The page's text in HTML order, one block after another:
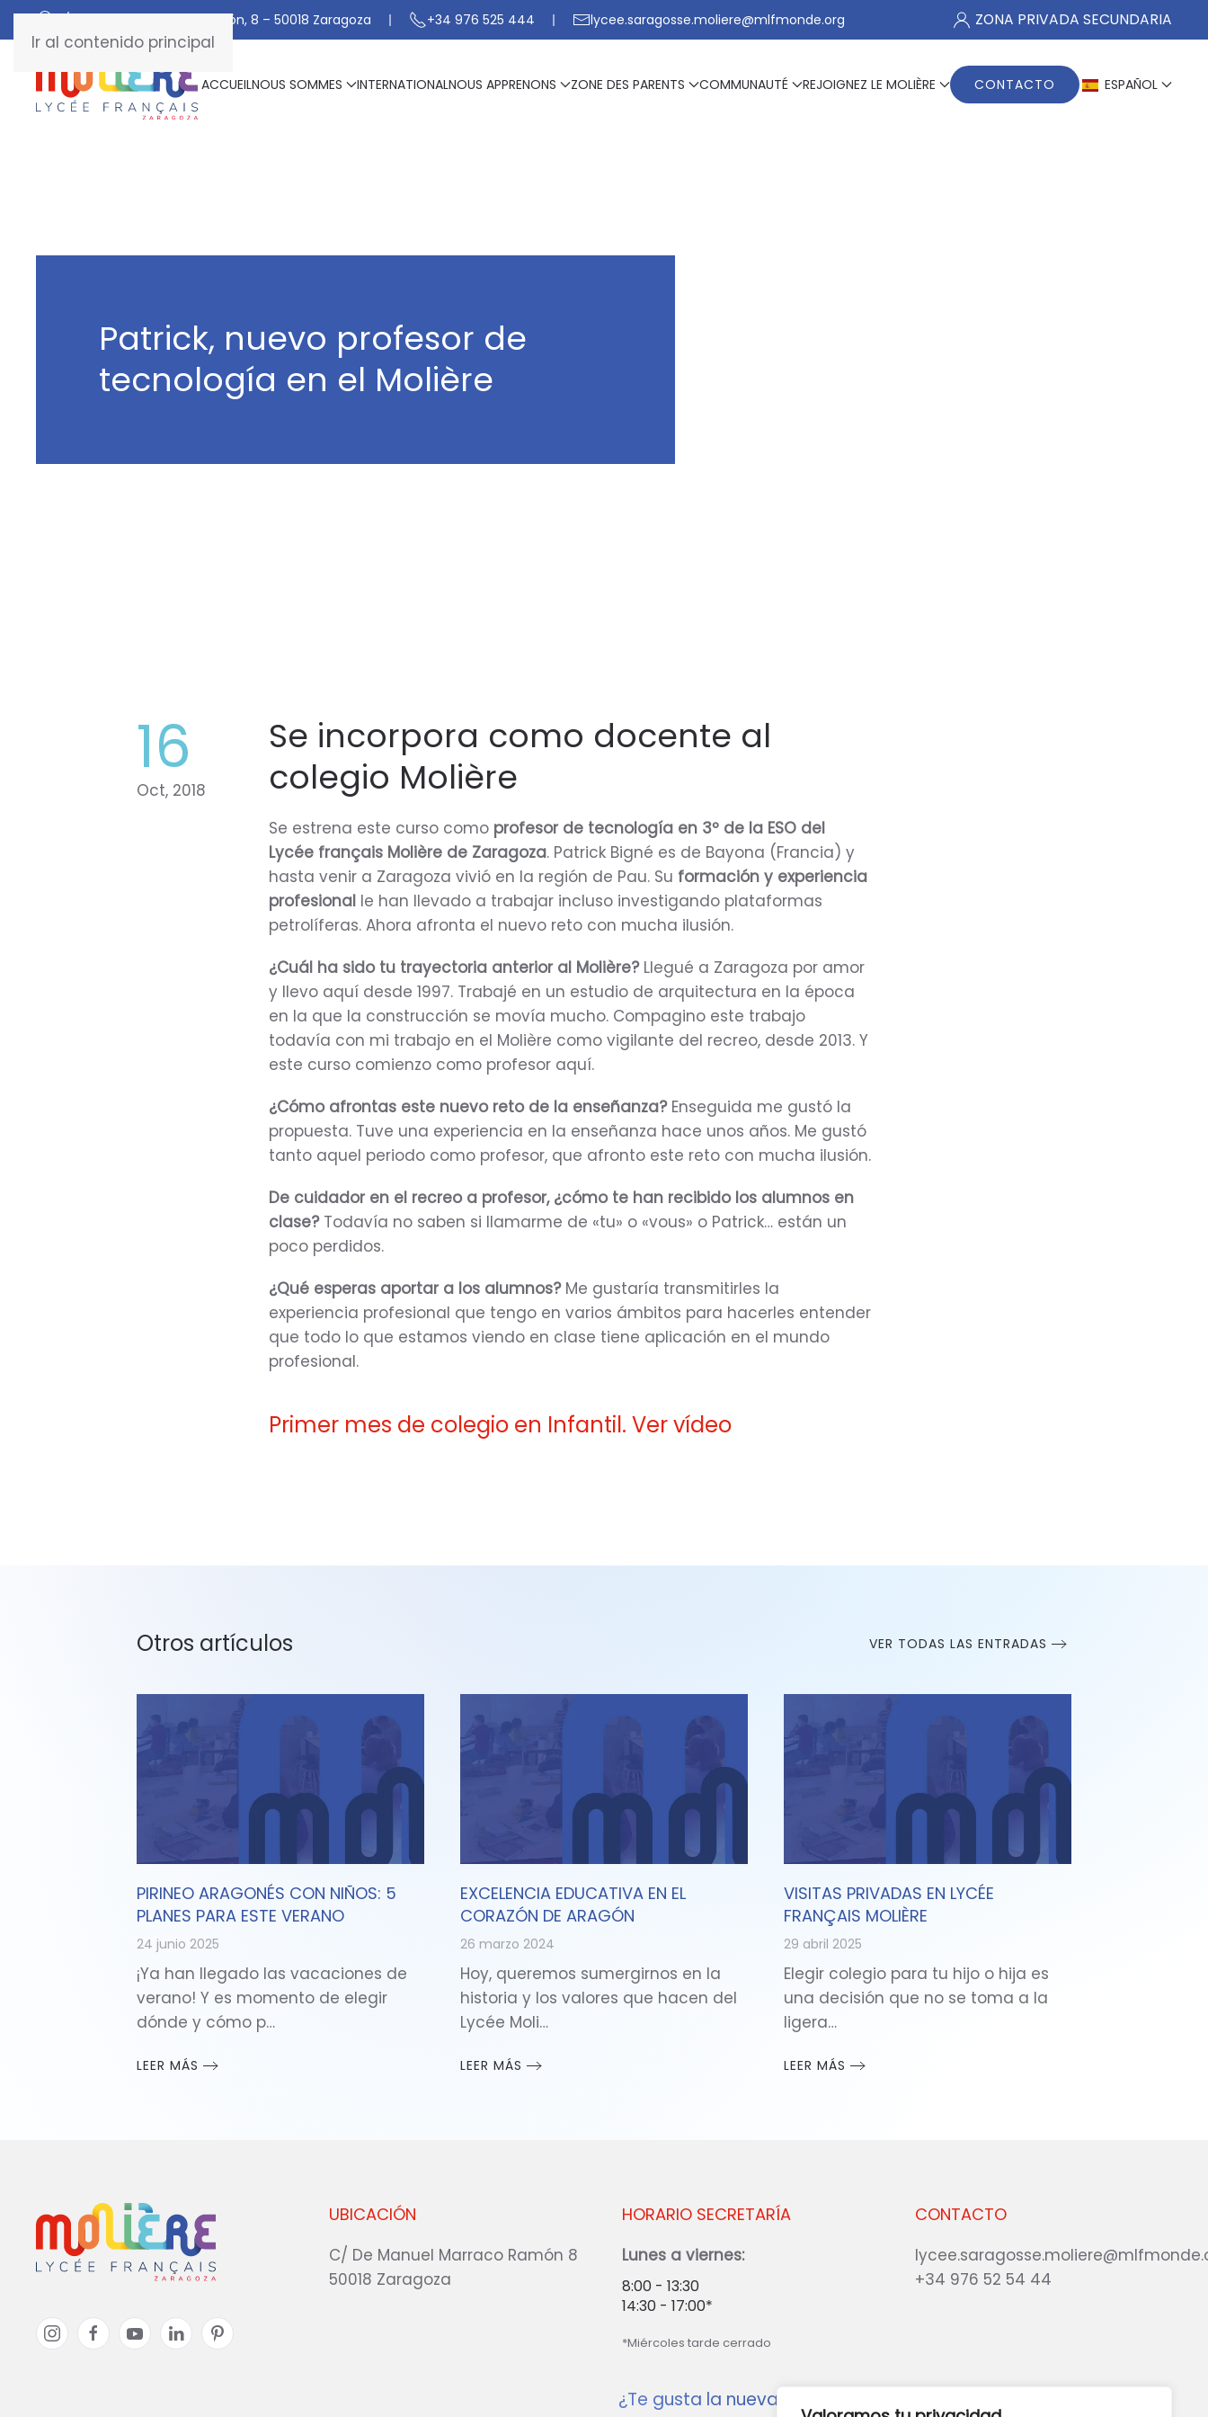
Ir al contenido principal
C/ De Manuel Marraco Ramón, 8 – 50018 Zaragoza +34 976 525 444 lycee.saragosse.moliere@mlfmonde.org ZONA PRIVADA SECUNDARIA
ACCUEILNOUS SOMMES INTERNATIONALNOUS APPRENONS ZONE DES PARENTS COMMUNAUTÉ REJOIGNEZ LE MOLIÈRE CONTACTO ESPAÑOL
Patrick, nuevo profesor de
tecnología en el Molière
16
Oct, 2018
Se incorpora como docente al
colegio Molière
Se estrena este curso como profesor de tecnología en 3º de la ESO del
Lycée français Molière de Zaragoza. Patrick Bigné es de Bayona (Francia) y
hasta venir a Zaragoza vivió en la región de Pau. Su formación y experiencia
profesional le han llevado a trabajar incluso investigando plataformas
petrolíferas. Ahora afronta el nuevo reto con mucha ilusión.
¿Cuál ha sido tu trayectoria anterior al Molière? Llegué a Zaragoza por amor
y llevo aquí desde 1997. Trabajé en un estudio de arquitectura en la época
en la que la construcción se movía mucho. Compagino este trabajo
todavía con mi trabajo en el Molière como vigilante del recreo, desde 2013. Y
este curso comienzo como profesor aquí.
¿Cómo afrontas este nuevo reto de la enseñanza?Enseguida me gustó la
propuesta. Tuve una experiencia en la enseñanza hace unos años. Me gustó
tanto aquel periodo como profesor, que afronto este reto con mucha ilusión.
De cuidador en el recreo a profesor, ¿cómo te han recibido los alumnos en
clase?Todavía no saben si llamarme de «tu» o «vous» o Patrick… están un
poco perdidos.
¿Qué esperas aportar a los alumnos?Me gustaría transmitirles la
experiencia profesional que tengo en varios ámbitos para hacerles entender
que todo lo que estamos viendo en clase tiene aplicación en el mundo
profesional.
Primer mes de colegio en Infantil. Ver vídeo
Otros artículos VER TODAS LAS ENTRADAS
PIRINEO ARAGONÉS CON NIÑOS: 5
PLANES PARA ESTE VERANO
24 junio 2025
¡Ya han llegado las vacaciones de
verano! Y es momento de elegir
dónde y cómo p…
LEER MÁS
EXCELENCIA EDUCATIVA EN EL
CORAZÓN DE ARAGÓN
26 marzo 2024
Hoy, queremos sumergirnos en la
historia y los valores que hacen del
Lycée Moli…
LEER MÁS
VISITAS PRIVADAS EN LYCÉE
FRANÇAIS MOLIÈRE
29 abril 2025
Elegir colegio para tu hijo o hija es
una decisión que no se toma a la
ligera…
LEER MÁS
UBICACIÓN
C/ De Manuel Marraco Ramón 8
50018 Zaragoza
CONTACTO
+34 976 52 54 44
HORARIO SECRETARÍA
Lunes a viernes:
8:00 - 13:30
14:30 - 17:00*
*Miércoles tarde cerrado
¿Te gusta la nueva web?